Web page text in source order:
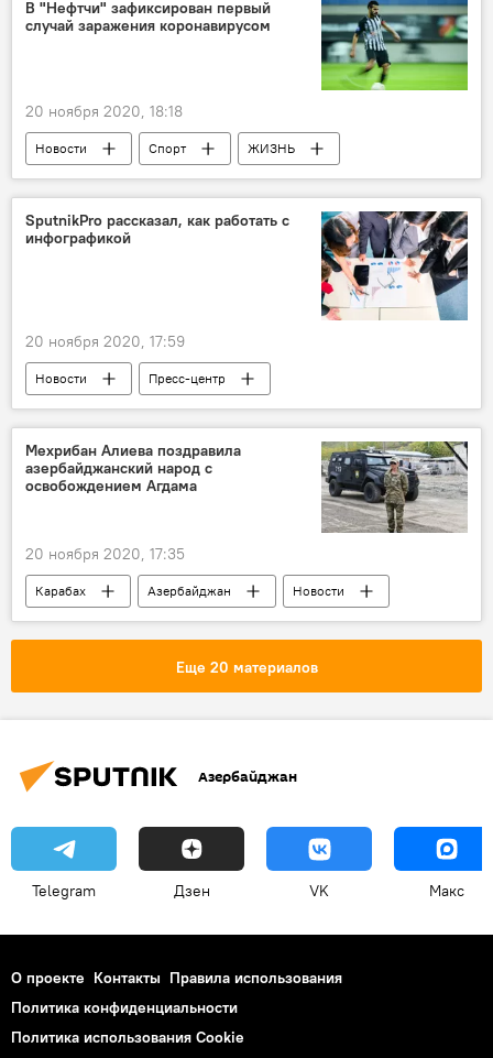
В "Нефтчи" зафиксирован первый
случай заражения коронавирусом
20 ноября 2020, 18:18
Новости Спорт
ЖИЗНЬ
Азербайджан
Здоровье
"Нефтчи"
Коронавирус
SputnikPro рассказал, как работать с
инфографикой
20 ноября 2020, 17:59
Новости
Пресс-центр
ТЕХНОЛОГИИ
ЖИЗНЬ SputnikPro
Мехрибан Алиева поздравила
азербайджанский народ с
освобождением Агдама
20 ноября 2020, 17:35
Карабах Азербайджан
Новости
Мехрибан Алиева
Агдамский район
Еще 20 материалов
Азербайджан
Telegram Дзен VK Макс
О проекте Контакты Правила использования
Политика конфиденциальности
Политика использования Cookie